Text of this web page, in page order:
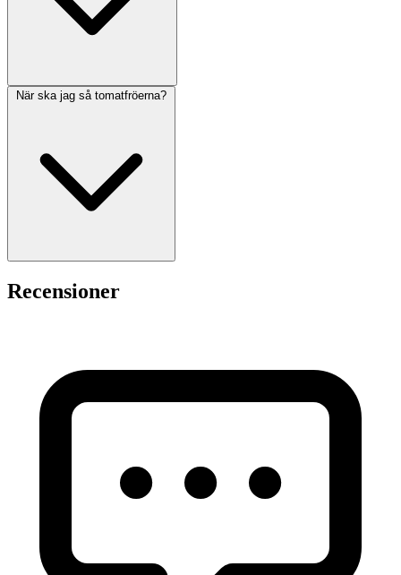
När ska jag så tomatfröerna?
Recensioner